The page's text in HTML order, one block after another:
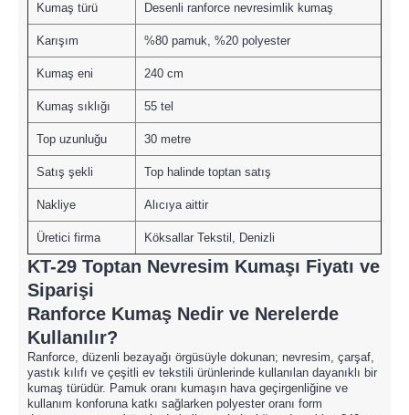
Kumaş türü Desenli ranforce nevresimlik kumaş
Karışım %80 pamuk, %20 polyester
Kumaş eni 240 cm
Kumaş sıklığı 55 tel
Top uzunluğu 30 metre
Satış şekli Top halinde toptan satış
Nakliye Alıcıya aittir
Üretici firma Köksallar Tekstil, Denizli
KT-29 Toptan Nevresim Kumaşı Fiyatı ve
Siparişi
Ranforce Kumaş Nedir ve Nerelerde
Kullanılır?
Ranforce, düzenli bezayağı örgüsüyle dokunan; nevresim, çarşaf,
yastık kılıfı ve çeşitli ev tekstili ürünlerinde kullanılan dayanıklı bir
kumaş türüdür. Pamuk oranı kumaşın hava geçirgenliğine ve
kullanım konforuna katkı sağlarken polyester oranı form